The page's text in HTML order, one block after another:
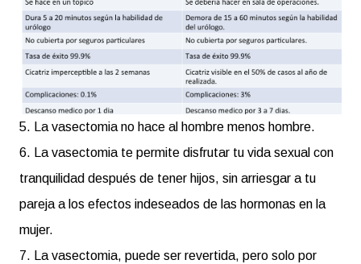
5. La vasectomia no hace al hombre menos hombre.
6. La vasectomia te permite disfrutar tu vida sexual con
tranquilidad después de tener hijos, sin arriesgar a tu
pareja a los efectos indeseados de las hormonas en la
mujer.
7. La vasectomia, puede ser revertida, pero solo por